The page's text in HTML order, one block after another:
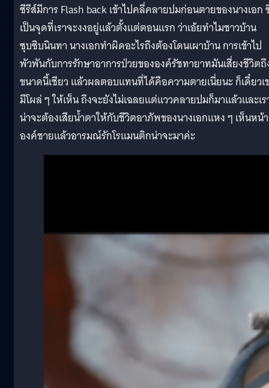
ซีรีส์มีการ Flash back เข้าไปคลี่คลายปมก่อนตายของนางเอก
เป็นจุดที่เราจะงงอยู่แล้วตั้งแต่ตอนแรก ว่าเอ้ยทำไมชาวบ้าน
ซุบซิบนินทา นางเอกทำผิดอะไรถึงต้องโดนเผาบ้าน การเข้าไป
พัวพันกับการรักษาอาการป่วยขององค์รัชทายาทมันเสี่ยงชีวิตถึ
ขนาดนี้เชียว แล้วผลตอบแทนที่ได้คือความตายเนี่ยนะ ก็เดี๋ยวเ
มีโผล่ ๆ ให้เห็น ถึงจะยังไม่เฉลยแต่แววคลายปมก็มาแล้วและเ
น่าจะต้องเสียน้ำตาให้กับชีวิตอาภัพของนางเอกแหง ๆ เห็นหน้า
องค์ชายแล้วอารมณ์รักโรแมนติกน่าจะมาค่ะ